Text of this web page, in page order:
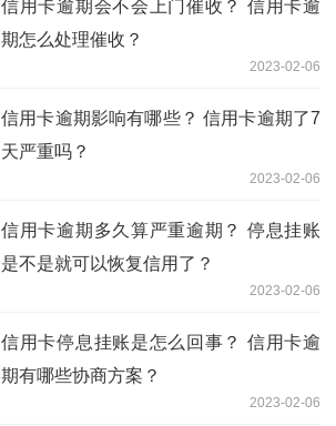
信用卡逾期会不会上门催收？ 信用卡逾
期怎么处理催收？
2023-02-06
信用卡逾期影响有哪些？ 信用卡逾期了7
天严重吗？
2023-02-06
信用卡逾期多久算严重逾期？ 停息挂账
是不是就可以恢复信用了？
2023-02-06
信用卡停息挂账是怎么回事？ 信用卡逾
期有哪些协商方案？
2023-02-06